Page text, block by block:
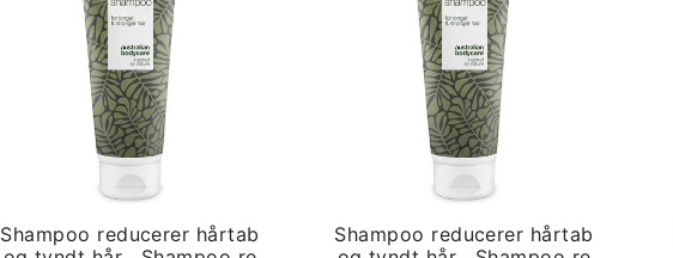
Shampoo reducerer hårtab
Shampoo reducerer hårtab